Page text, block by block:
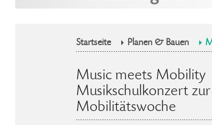
Startseite Planen & Bauen
Music meets Mobility
Musikschulkonzert
Mobilitätswoche